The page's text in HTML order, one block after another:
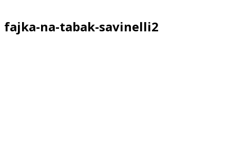
fajka-na-tabak-savinelli2